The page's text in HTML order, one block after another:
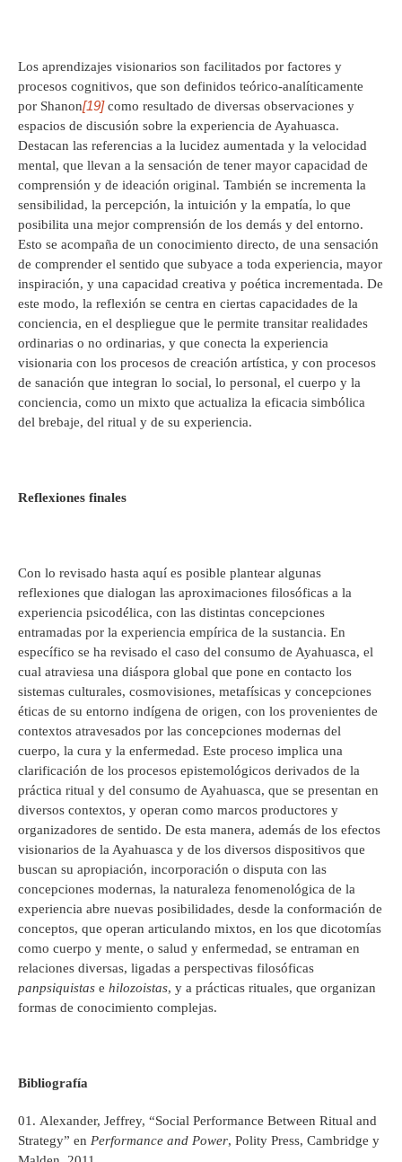
Los aprendizajes visionarios son facilitados por factores y
procesos cognitivos, que son definidos teórico-analíticamente
por Shanon[19]como resultado de diversas observaciones y
espacios de discusión sobre la experiencia de Ayahuasca.
Destacan las referencias a la lucidez aumentada y la velocidad
mental, que llevan a la sensación de tener mayor capacidad de
comprensión y de ideación original. También se incrementa la
sensibilidad, la percepción, la intuición y la empatía, lo que
posibilita una mejor comprensión de los demás y del entorno.
Esto se acompaña de un conocimiento directo, de una sensación
de comprender el sentido que subyace a toda experiencia, mayor
inspiración, y una capacidad creativa y poética incrementada. De
este modo, la reflexión se centra en ciertas capacidades de la
conciencia, en el despliegue que le permite transitar realidades
ordinarias o no ordinarias, y que conecta la experiencia
visionaria con los procesos de creación artística, y con procesos
de sanación que integran lo social, lo personal, el cuerpo y la
conciencia, como un mixto que actualiza la eficacia simbólica
del brebaje, del ritual y de su experiencia.
Reflexiones finales
Con lo revisado hasta aquí es posible plantear algunas
reflexiones que dialogan las aproximaciones filosóficas a la
experiencia psicodélica, con las distintas concepciones
entramadas por la experiencia empírica de la sustancia. En
específico se ha revisado el caso del consumo de Ayahuasca, el
cual atraviesa una diáspora global que pone en contacto los
sistemas culturales, cosmovisiones, metafísicas y concepciones
éticas de su entorno indígena de origen, con los provenientes de
contextos atravesados por las concepciones modernas del
cuerpo, la cura y la enfermedad. Este proceso implica una
clarificación de los procesos epistemológicos derivados de la
práctica ritual y del consumo de Ayahuasca, que se presentan en
diversos contextos, y operan como marcos productores y
organizadores de sentido. De esta manera, además de los efectos
visionarios de la Ayahuasca y de los diversos dispositivos que
buscan su apropiación, incorporación o disputa con las
concepciones modernas, la naturaleza fenomenológica de la
experiencia abre nuevas posibilidades, desde la conformación de
conceptos, que operan articulando mixtos, en los que dicotomías
como cuerpo y mente, o salud y enfermedad, se entraman en
relaciones diversas, ligadas a perspectivas filosóficas
panpsiquistas e hilozoistas, y a prácticas rituales, que organizan
formas de conocimiento complejas.
Bibliografía
Alexander, Jeffrey, “Social Performance Between Ritual and
Strategy” en Performance and Power, Polity Press, Cambridge y